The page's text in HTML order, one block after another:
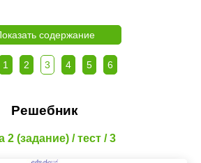
содержание
1 2 3 4 5 6
Решебник
2 (задание) / тест / 3